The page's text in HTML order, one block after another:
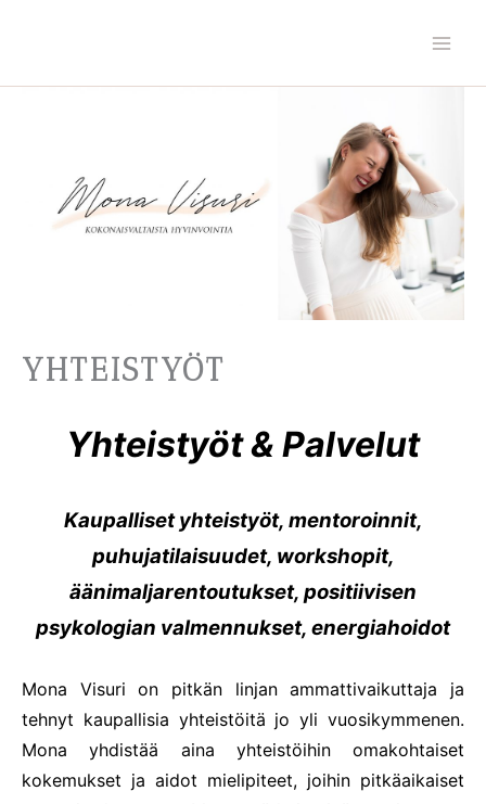
YHTEISTYÖT
Yhteistyöt & Palvelut
Kaupalliset yhteistyöt, mentoroinnit,
puhujatilaisuudet, workshopit,
äänimaljarentoutukset, positiivisen
psykologian valmennukset, energiahoidot
Mona Visuri on pitkän linjan ammattivaikuttaja ja
tehnyt kaupallisia yhteistöitä jo yli vuosikymmenen.
Mona yhdistää aina yhteistöihin omakohtaiset
kokemukset ja aidot mielipiteet, joihin pitkäaikaiset